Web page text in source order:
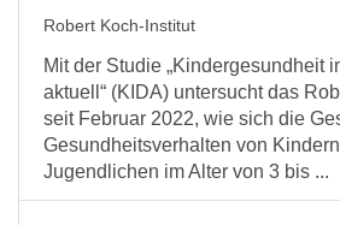
Robert Koch-Institut
Mit der Studie „Kindergesundheit
aktuell“ (KIDA) untersucht das
seit Februar 2022, wie sich die
Gesundheitsverhalten von
Jugendlichen im Alter von 3 bis ...